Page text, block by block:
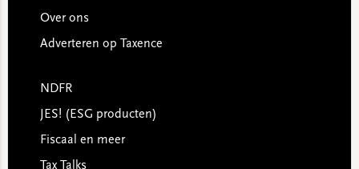
Over ons
Adverteren op Taxence
NDFR
JES! (ESG producten)
Fiscaal en meer
Tax Talks